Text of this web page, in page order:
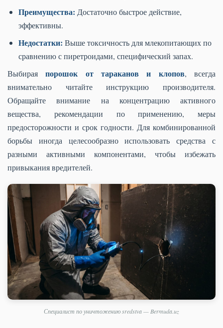
Преимущества: Достаточно быстрое действие,
эффективны.
Недостатки: Выше токсичность для млекопитающих по
сравнению с пиретроидами, специфический запах.
Выбираяпорошок от тараканов и клопов, всегда
внимательно читайте инструкцию производителя.
Обращайте внимание на концентрацию активного
вещества, рекомендации по применению, меры
предосторожности и срок годности. Для комбинированной
борьбы иногда целесообразно использовать средства с
разными активными компонентами, чтобы избежать
привыкания вредителей.
Специалист по уничтожению sredstva — Bermuda.uz